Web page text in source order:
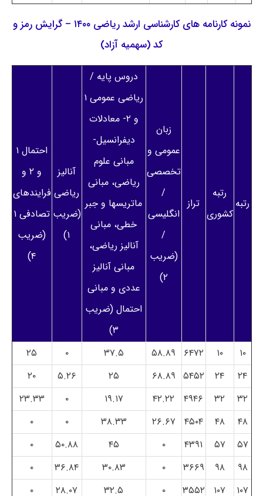
نمونه کارنامه های کارشناسی ارشد ریاضی ۱۴۰۰ – گرایش رمز و
کد (سهمیه آزاد)
رتبه
رتبه
کشوری
تراز
زبان
عمومی و
تخصصی
/
انگلیسی
/
(ضریب
۲)
دروس پایه /
ریاضی عمومی ۱
و ۲- معادلات
دیفرانسیل-
مبانی علوم
ریاضی، مبانی
ماتریسها و جبر
خطی، مبانی
آنالیز ریاضی،
مبانی آنالیز
عددی و مبانی
احتمال (ضریب
۳)
آنالیز
ریاضی
(ضریب
۱)
احتمال ۱
و ۲ و
فرایندهای
تصادفی ۱
(ضریب
۴)
۱۰ ۱۰ ۶۴۷۲ ۵۸.۸۹ ۳۷.۵ ۰
۲۵
۲۴
۲۴ ۵۴۵۲ ۶۸.۸۹ ۲۵ ۵.۲۶
۲۰
۳۲
۳۲ ۴۹۴۶ ۴۲.۲۲ ۱۹.۱۷ ۰
۲۳.۳۳
۴۸
۴۸ ۴۵۰۴ ۲۶.۶۷ ۳۸.۳۳ ۰
۰
۵۷
۵۷ ۴۳۹۱ ۰ ۴۵ ۵۰.۸۸
۰
۹۸
۹۸ ۳۶۶۹ ۰ ۳۰.۸۳ ۳۶.۸۴
۰
۱۰۷
۱۰۷ ۳۵۵۲ ۰ ۳۲.۵ ۲۸.۰۷ ۰